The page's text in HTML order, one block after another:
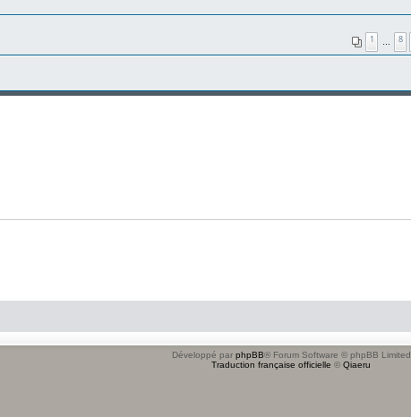
1 … 8
Développé par phpBB® Forum Software © phpBB Limited
Traduction française officielle © Qiaeru